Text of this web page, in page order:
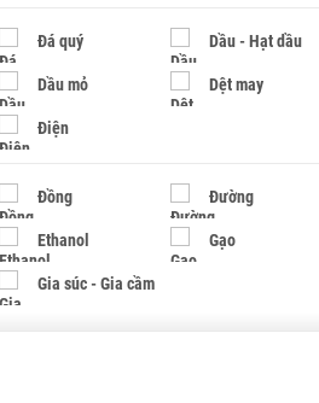
Đá quý Dầu - Hạt dầu
Dầu mỏ Dệt may
Điện
Đồng Đường
Ethanol Gạo
Gia súc - Gia cầm